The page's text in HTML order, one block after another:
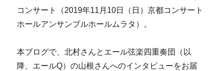
コンサート（2019年11月10日（日）京都コンサート
ホールアンサンブルホールムラタ）。
本ブログで、北村さんとエール弦楽四重奏団（以
降、エールQ）の山根さんへのインタビューをお届